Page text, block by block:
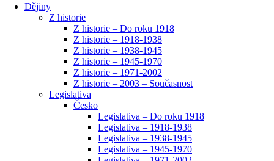
Dějiny
Z historie
Z historie – Do roku 1918
Z historie – 1918-1938
Z historie – 1938-1945
Z historie – 1945-1970
Z historie – 1971-2002
Z historie – 2003 – Současnost
Legislativa
Česko
Legislativa – Do roku 1918
Legislativa – 1918-1938
Legislativa – 1938-1945
Legislativa – 1945-1970